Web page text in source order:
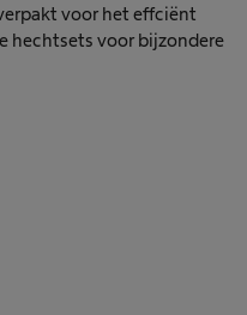
voor het effciënt
hechtsets voor bijzondere